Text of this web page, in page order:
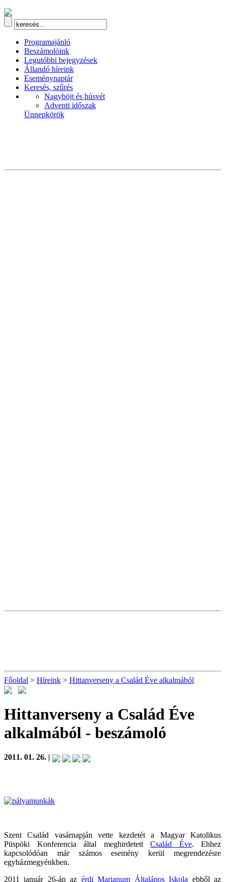
Programajánló
Beszámolóink
Legutóbbi bejegyzések
Állandó híreink
Eseménynaptár
Keresés, szűrés
Nagyböjt és húsvét
Adventi időszak
Ünnepkörök
Főoldal > Híreink > Hittanverseny a Család Éve alkalmából
Hittanverseny a Család Éve
alkalmából - beszámoló
2011. 01. 26. |
Szent Család vasárnapján vette kezdetét a Magyar Katolikus
Püspöki Konferencia által meghirdetett Család Éve. Ehhez
kapcsolódóan már számos esemény kerül megrendezésre
egyházmegyénkben.
2011 január 26-án az érdi Marianum Általános Iskola ebből az